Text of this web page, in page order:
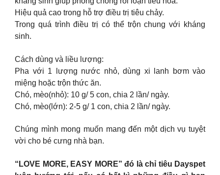
Hiệu quả cao trong hỗ trợ điều trị tiêu chảy.
Trong quá trình điều trị có thể trộn chung với kháng
sinh.
Cách dùng và liều lượng:
Pha với 1 lượng nước nhỏ, dùng xi lanh bơm vào
miệng hoặc trộn thức ăn.
Chó, mèo(nhỏ): 10 g/ 5 con, chia 2 lần/ ngày.
Chó, mèo(lớn): 2-5 g/ 1 con, chia 2 lần/ ngày.
Chúng mình mong muốn mang đến một dịch vụ tuyệt
vời cho bé cưng nhà bạn.
“LOVE MORE, EASY MORE” đó là chỉ tiêu Dayspet